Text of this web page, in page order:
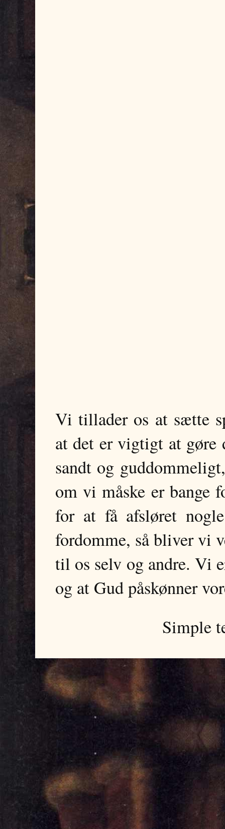
Vi tillader os at sætte
at det er vigtigt at gøre
sandt og
om vi måske er bange
for at få afsløret
fordomme, så bliver vi
til os selv og andre. Vi
og at Gud påskønner
Simple